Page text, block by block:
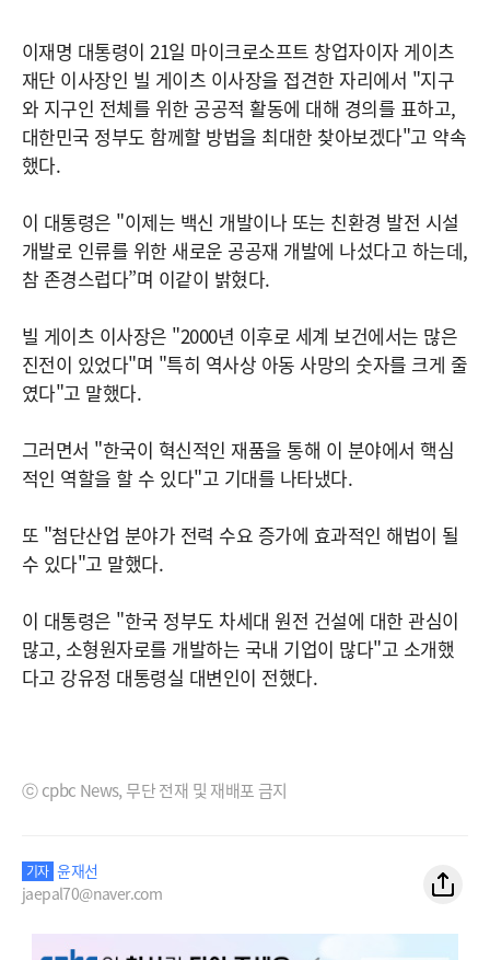
이재명 대통령이 21일 마이크로소프트 창업자이자 게이츠
재단 이사장인 빌 게이츠 이사장을 접견한 자리에서 "지구
와 지구인 전체를 위한 공공적 활동에 대해 경의를 표하고,
대한민국 정부도 함께할 방법을 최대한 찾아보겠다"고 약속
했다.
이 대통령은 "이제는 백신 개발이나 또는 친환경 발전 시설
개발로 인류를 위한 새로운 공공재 개발에 나섰다고 하는데,
참 존경스럽다”며 이같이 밝혔다.
빌 게이츠 이사장은 "2000년 이후로 세계 보건에서는 많은
진전이 있었다"며 "특히 역사상 아동 사망의 숫자를 크게 줄
였다"고 말했다.
그러면서 "한국이 혁신적인 재품을 통해 이 분야에서 핵심
적인 역할을 할 수 있다"고 기대를 나타냈다.
또 "첨단산업 분야가 전력 수요 증가에 효과적인 해법이 될
수 있다"고 말했다.
이 대통령은 "한국 정부도 차세대 원전 건설에 대한 관심이
많고, 소형원자로를 개발하는 국내 기업이 많다"고 소개했
다고 강유정 대통령실 대변인이 전했다.
ⓒ cpbc News, 무단 전재 및 재배포 금지
기자 윤재선
jaepal70@naver.com